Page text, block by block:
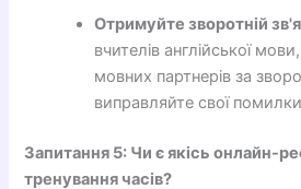
Отримуйте зворотній
вчителів англійської
мовних партнерів за
виправляйте свої
Запитання 5: Чи є якісь онлайн-
тренування часів?